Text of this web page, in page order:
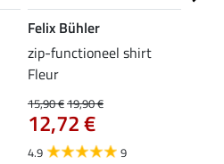
Felix Bühler
zip-functioneel shirt
Fleur
15,90 €19,90 €
12,72 €
4.9 9